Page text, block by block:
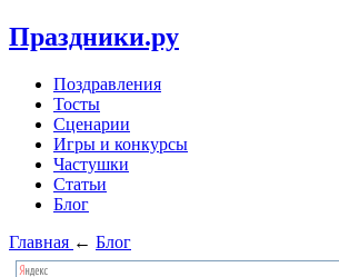
Праздники.ру
Поздравления
Тосты
Сценарии
Игры и конкурсы
Частушки
Статьи
Блог
Главная ← Блог